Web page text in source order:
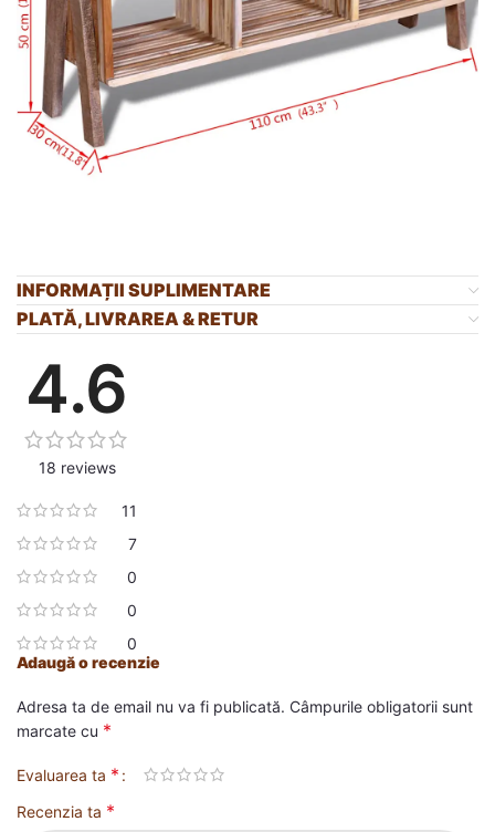
INFORMAȚII SUPLIMENTARE
PLATĂ, LIVRAREA & RETUR
4.6
18 reviews
11
7
0
0
0
Adaugă o recenzie
Adresa ta de email nu va fi publicată. Câmpurile obligatorii sunt
marcate cu *
Evaluarea ta *
Recenzia ta *